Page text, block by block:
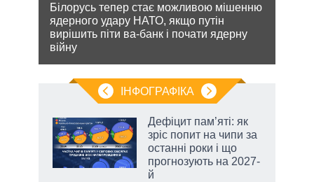
Білорусь тепер стає можливою мішенню
ядерного удару НАТО, якщо путін
вирішить піти ва-банк і почати ядерну
війну
ІНФОГРАФІКА
Дефіцит пам’яті: як
зріс попит на чипи за
останні роки і що
прогнозують на 2027-
й